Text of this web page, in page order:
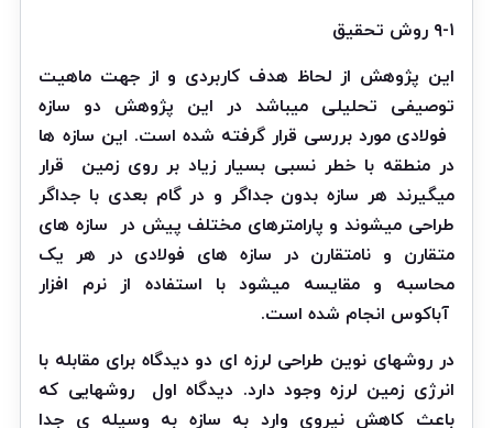
۹-۱ روش تحقیق
این پژوهش از لحاظ هدف کاربردی و از جهت ماهیت
توصیفی تحلیلی میباشد در این پژوهش دو سازه
فولادی مورد بررسی قرار گرفته شده است. این سازه ها
در منطقه با خطر نسبی بسیار زیاد بر روی زمین
قرار
میگیرند هر سازه بدون جداگر و در گام بعدی با جداگر
طراحی میشوند و پارامترهای مختلف پیش در
سازه های
متقارن و نامتقارن در سازه های فولادی در هر یک
محاسبه و مقایسه میشود با استفاده از نرم افزار
آباکوس انجام شده است.
در روشهای نوین طراحی لرزه ای دو دیدگاه برای مقابله با
انرژی زمین لرزه وجود دارد. دیدگاه اول
روشهایی که
باعث کاهش نیروی وارد به سازه به وسیله ی جدا